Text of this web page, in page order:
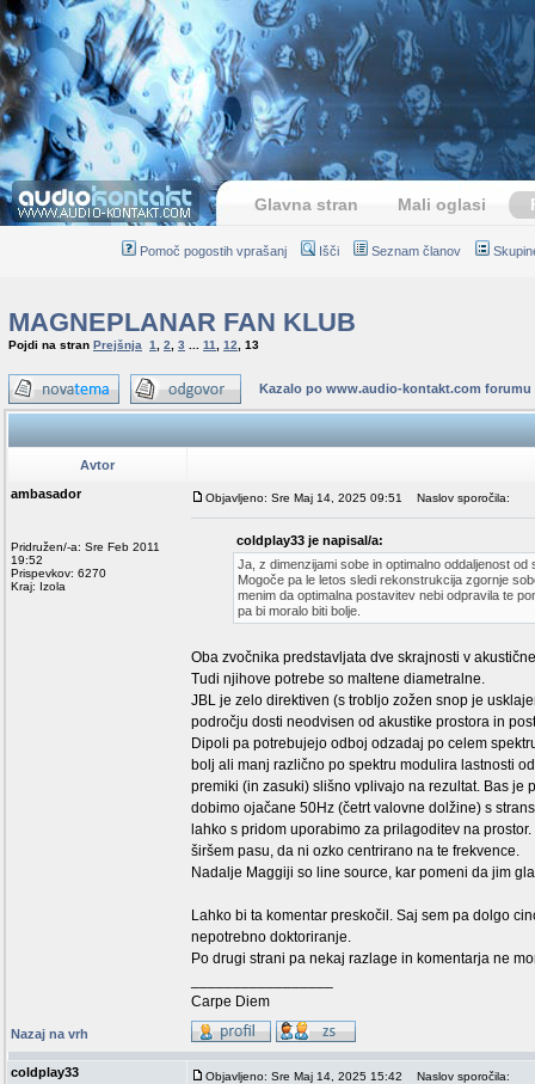
Glavna stran Mali oglasi
Pomoč pogostih vprašanj Išči Seznam članov
MAGNEPLANAR FAN KLUB
Pojdi na stran Prejšnja 1 2 3 11 12 13
Kazalo po www.audio-kontakt.com forumu
Avtor
ambasador
Pridružen/-a: Sre Feb 2011
19:52
Prispevkov: 6270
Kraj: Izola
Objavljeno: Sre Maj 14, 2025 09:51 Naslov sporočila:
coldplay33 je napisal/a:
Ja, z dimenzijami sobe in optimalno oddaljenost
Mogoče pa le letos sledi rekonstrukcija zgornje
menim da optimalna postavitev nebi odpravila te
pa bi moralo biti bolje.
Oba zvočnika predstavljata dve skrajnosti v
Tudi njihove potrebe so maltene diametralne.
JBL je zelo direktiven (s trobljo zožen snop je
področju dosti neodvisen od akustike prostora in
Dipoli pa potrebujejo odboj odzadaj po celem
bolj ali manj različno po spektru modulira lastnosti
premiki (in zasuki) slišno vplivajo na rezultat. Bas
dobimo ojačane 50Hz (četrt valovne dolžine) s
lahko s pridom uporabimo za prilagoditev na
širšem pasu, da ni ozko centrirano na te frekvence.
Nadalje Maggiji so line source, kar pomeni da jim
Lahko bi ta komentar preskočil. Saj sem pa dolgo
nepotrebno doktoriranje.
Po drugi strani pa nekaj razlage in komentarja ne
Carpe Diem
Nazaj na vrh
coldplay33 Objavljeno: Sre Maj 14, 2025 15:42 Naslov sporočila: